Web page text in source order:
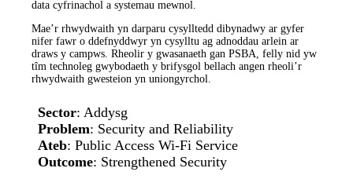
data cyfrinachol a systemau mewnol.
Mae’r rhwydwaith yn darparu cysylltedd dibynadwy ar gyfer
nifer fawr o ddefnyddwyr yn cysylltu ag adnoddau arlein ar
draws y campws. Rheolir y gwasanaeth gan PSBA, felly nid yw
tîm technoleg gwybodaeth y brifysgol bellach angen rheoli’r
rhwydwaith gwesteion yn uniongyrchol.
Sector: Addysg
Problem: Security and Reliability
Ateb: Public Access Wi-Fi Service
Outcome: Strengthened Security